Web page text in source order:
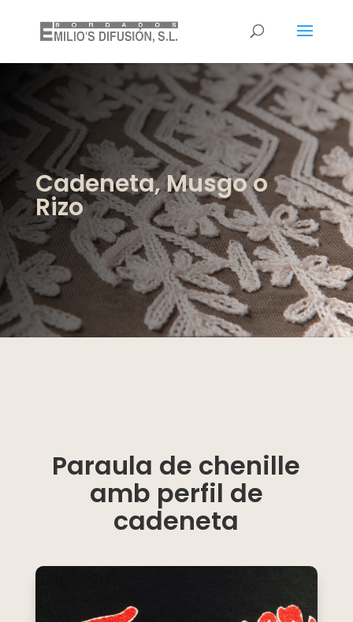
Cadeneta, Musgo o
Rizo
Paraula de chenille
amb perfil de
cadeneta